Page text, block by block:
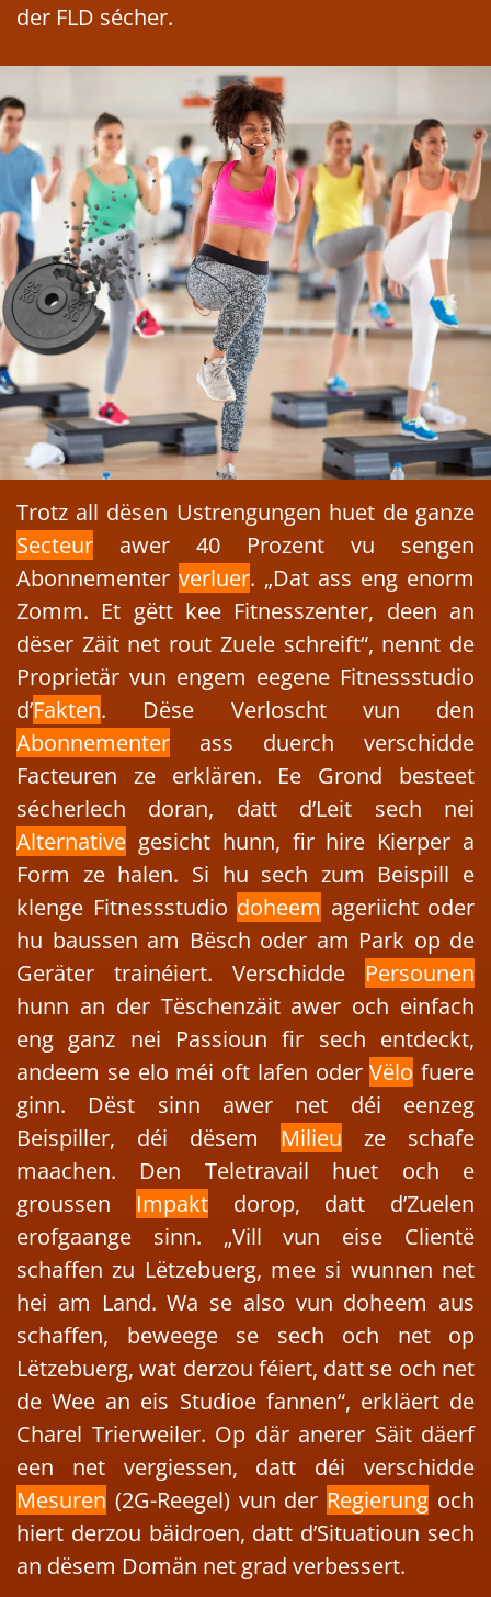
der FLD sécher.
Trotz all dësen Ustrengungen huet de ganze
Secteur awer 40 Prozent vu sengen
Abonnementer verluer. „Dat ass eng enorm
Zomm. Et gëtt kee Fitnesszenter, deen an
dëser Zäit net rout Zuele schreift“, nennt de
Proprietär vun engem eegene Fitnessstudio
d’Fakten. Dëse Verloscht vun den
Abonnementer ass duerch verschidde
Facteuren ze erklären. Ee Grond besteet
sécherlech doran, datt d’Leit sech nei
Alternative gesicht hunn, fir hire Kierper a
Form ze halen. Si hu sech zum Beispill e
klenge Fitnessstudio doheem ageriicht oder
hu baussen am Bësch oder am Park op de
Geräter trainéiert. Verschidde Persounen
hunn an der Tëschenzäit awer och einfach
eng ganz nei Passioun fir sech entdeckt,
andeem se elo méi oft lafen oderVëlo fuere
ginn. Dëst sinn awer net déi eenzeg
Beispiller, déi dësem Milieu ze schafe
maachen. Den Teletravail huet och e
groussen Impaktdorop, datt d’Zuelen
erofgaange sinn. „Vill vun eise Clientë
schaffen zu Lëtzebuerg, mee si wunnen net
hei am Land. Wa se also vun doheem aus
schaffen, beweege se sech och net op
Lëtzebuerg, wat derzou féiert, datt se och net
de Wee an eis Studioe fannen“, erkläert de
Charel Trierweiler. Op där anerer Säit däerf
een net vergiessen, datt déi verschidde
Mesuren (2G-Reegel) vun der Regierung och
hiert derzou bäidroen, datt d’Situatioun sech
an dësem Domän net grad verbessert.